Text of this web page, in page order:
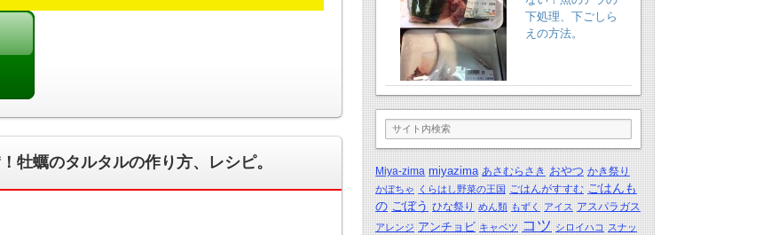
牡蠣のタルタルの作り方、レシピ。
下処理、下ごしら
えの方法。
Miya-zima miyazima あさむらさき おやつ かき祭り
かぼちゃ くらはし野菜の王国 ごはんがすすむ ごはんも
の ごぼう ひな祭り めん類 もずく アイス アスパラガス
アレンジ アンチョビ キャベツ コツ シロイハコ スナッ